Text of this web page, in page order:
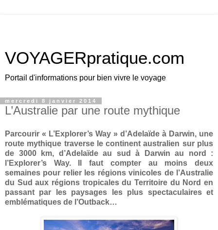
VOYAGERpratique.com
Portail d'informations pour bien vivre le voyage
mercredi 8 janvier 2014
L’Australie par une route mythique
Parcourir « L’Explorer’s Way » d’Adelaïde à Darwin, une
route mythique traverse le continent australien sur plus
de 3000 km, d’Adelaïde au sud à Darwin au nord :
l’Explorer’s Way. Il faut compter au moins deux
semaines pour relier les régions vinicoles de l’Australie
du Sud aux régions tropicales du Territoire du Nord en
passant par les paysages les plus spectaculaires et
emblématiques de l’Outback…